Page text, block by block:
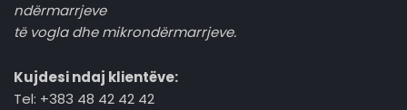
ndërmarrjeve
të vogla dhe mikrondërmarrjeve.
Kujdesi ndaj klientëve:
Tel: +383 48 42 42 42